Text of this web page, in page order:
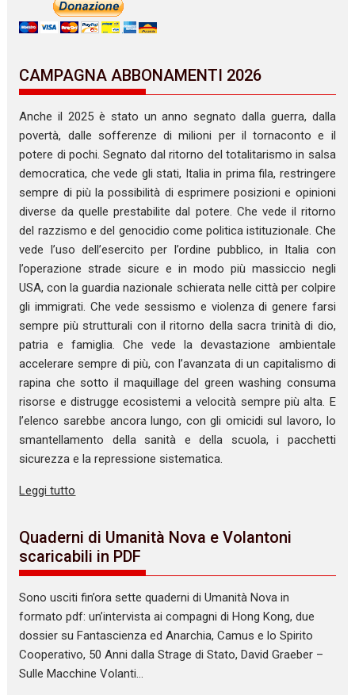
CAMPAGNA ABBONAMENTI 2026
Anche il 2025 è stato un anno segnato dalla guerra, dalla
povertà, dalle sofferenze di milioni per il tornaconto e il
potere di pochi. Segnato dal ritorno del totalitarismo in salsa
democratica, che vede gli stati, Italia in prima fila, restringere
sempre di più la possibilità di esprimere posizioni e opinioni
diverse da quelle prestabilite dal potere. Che vede il ritorno
del razzismo e del genocidio come politica istituzionale. Che
vede l’uso dell’esercito per l’ordine pubblico, in Italia con
l’operazione strade sicure e in modo più massiccio negli
USA, con la guardia nazionale schierata nelle città per colpire
gli immigrati. Che vede sessismo e violenza di genere farsi
sempre più strutturali con il ritorno della sacra trinità di dio,
patria e famiglia. Che vede la devastazione ambientale
accelerare sempre di più, con l’avanzata di un capitalismo di
rapina che sotto il maquillage del green washing consuma
risorse e distrugge ecosistemi a velocità sempre più alta. E
l’elenco sarebbe ancora lungo, con gli omicidi sul lavoro, lo
smantellamento della sanità e della scuola, i pacchetti
sicurezza e la repressione sistematica.
Leggi tutto
Quaderni di Umanità Nova e Volantoni
scaricabili in PDF
Sono usciti fin’ora sette quaderni di Umanità Nova in
formato pdf: un’intervista ai compagni di Hong Kong, due
dossier su Fantascienza ed Anarchia, Camus e lo Spirito
Cooperativo, 50 Anni dalla Strage di Stato, David Graeber –
Sulle Macchine Volanti…